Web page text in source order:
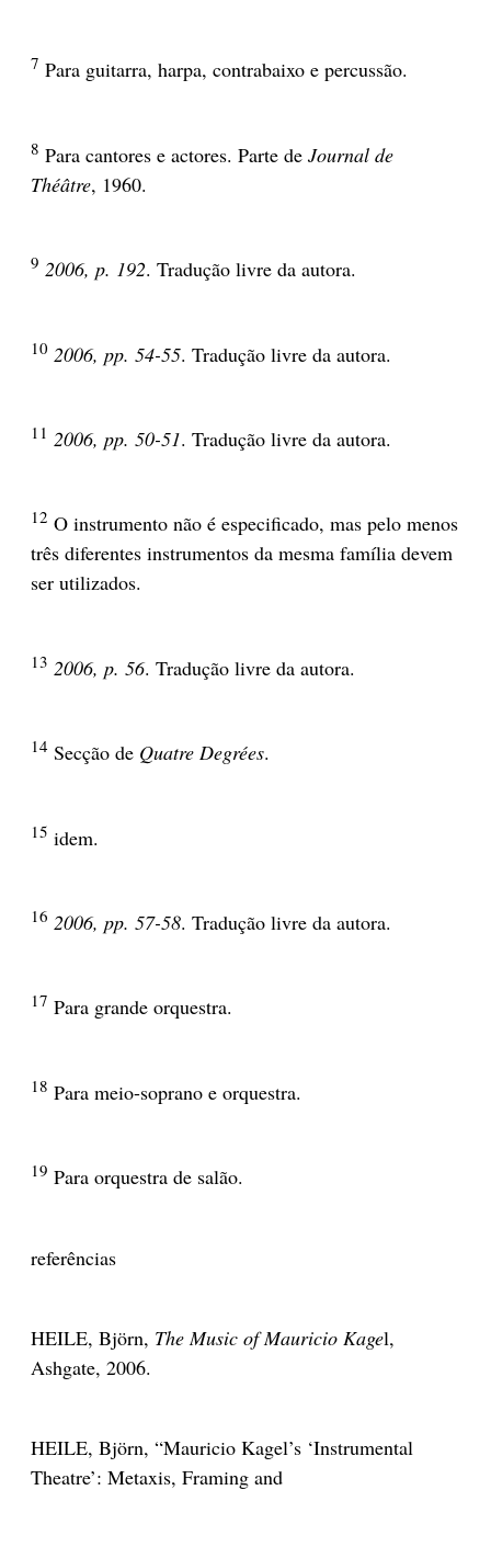
7 Para guitarra, harpa, contrabaixo e percussão.
8 Para cantores e actores. Parte de Journal de
Théâtre, 1960.
9 2006, p. 192. Tradução livre da autora.
10 2006, pp. 54-55. Tradução livre da autora.
11 2006, pp. 50-51. Tradução livre da autora.
12 O instrumento não é especificado, mas pelo menos
três diferentes instrumentos da mesma família devem
ser utilizados.
13 2006, p. 56. Tradução livre da autora.
14 Secção de Quatre Degrées.
15 idem.
16 2006, pp. 57-58. Tradução livre da autora.
17 Para grande orquestra.
18 Para meio-soprano e orquestra.
19 Para orquestra de salão.
referências
HEILE, Björn, The Music of Mauricio Kagel,
Ashgate, 2006.
HEILE, Björn, “Mauricio Kagel’s ‘Instrumental
Theatre’: Metaxis, Framing and